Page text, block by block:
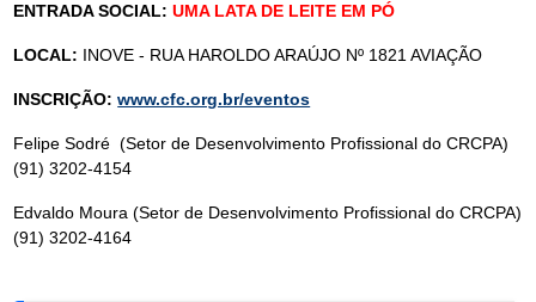
ENTRADA SOCIAL: UMA LATA DE LEITE EM PÓ
LOCAL: INOVE - RUA HAROLDO ARAÚJO Nº 1821 AVIAÇÃO
INSCRIÇÃO: www.cfc.org.br/eventos
Felipe Sodré (Setor de Desenvolvimento Profissional do CRCPA)
(91) 3202-4154
Edvaldo Moura (Setor de Desenvolvimento Profissional do CRCPA)
(91) 3202-4164